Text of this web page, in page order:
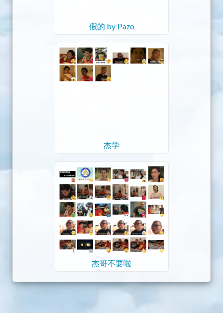
假的 by Pazo
杰学
杰哥不要啦